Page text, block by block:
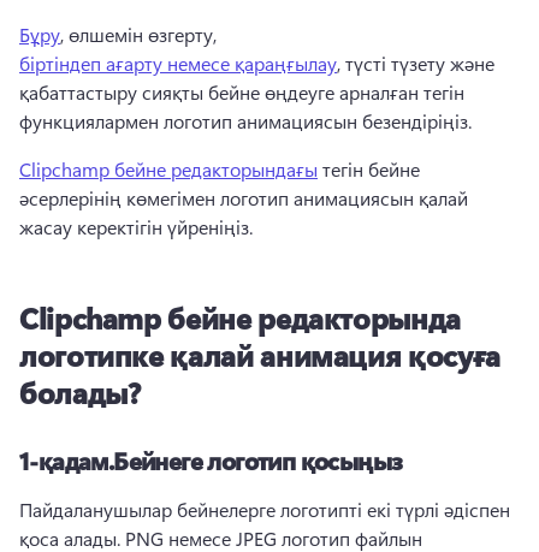
Бұру, өлшемін өзгерту,
біртіндеп ағарту немесе қараңғылау, түсті түзету және
қабаттастыру сияқты бейне өңдеуге арналған тегін
функциялармен логотип анимациясын безендіріңіз.
Clipchamp бейне редакторындағы тегін бейне
әсерлерінің көмегімен логотип анимациясын қалай
жасау керектігін үйреніңіз.
Clipchamp бейне редакторында
логотипке қалай анимация қосуға
болады?
1-қадам.Бейнеге логотип қосыңыз
Пайдаланушылар бейнелерге логотипті екі түрлі әдіспен
қоса алады. PNG немесе JPEG логотип файлын